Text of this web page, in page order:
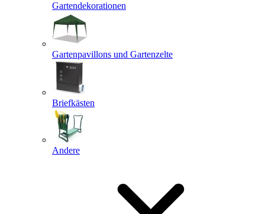
Gartendekorationen
Gartenpavillons und Gartenzelte
Briefkästen
Andere